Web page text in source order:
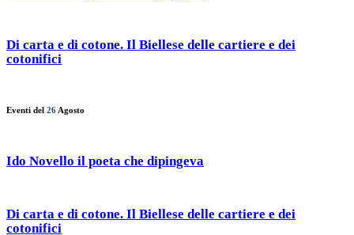
Di carta e di cotone. Il Biellese delle cartiere e dei
cotonifici
Eventi del 26 Agosto
Ido Novello il poeta che dipingeva
Di carta e di cotone. Il Biellese delle cartiere e dei
cotonifici